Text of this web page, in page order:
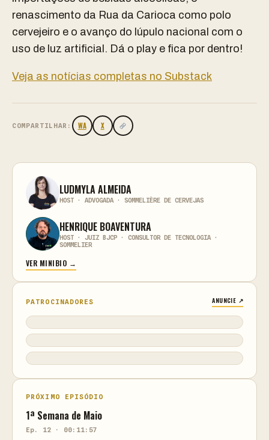
renascimento da Rua da Carioca como polo
cervejeiro e o avanço do lúpulo nacional com o
uso de luz artificial. Dá o play e fica por dentro!
Veja as notícias completas no Substack
COMPARTILHAR: WA X
LUDMYLA ALMEIDA
HOST · ADVOGADA · SOMMELIÈRE DE CERVEJAS
HENRIQUE BOAVENTURA
HOST · JUIZ BJCP · CONSULTOR DE TECNOLOGIA ·
SOMMELIER
VER MINIBIO →
PATROCINADORES ANUNCIE ↗
PRÓXIMO EPISÓDIO
1ª Semana de Maio
Ep. 12 · 00:11:57